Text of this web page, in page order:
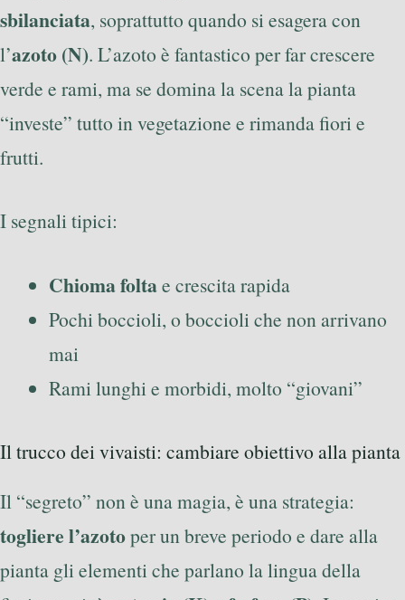
sbilanciata, soprattutto quando si esagera con
l’azoto (N). L’azoto è fantastico per far crescere
verde e rami, ma se domina la scena la pianta
“investe” tutto in vegetazione e rimanda fiori e
frutti.
I segnali tipici:
Chioma foltae crescita rapida
Pochi boccioli, o boccioli che non arrivano
mai
Rami lunghi e morbidi, molto “giovani”
Il trucco dei vivaisti: cambiare obiettivo alla pianta
Il “segreto” non è una magia, è una strategia:
togliere l’azotoper un breve periodo e dare alla
pianta gli elementi che parlano la lingua della